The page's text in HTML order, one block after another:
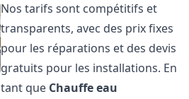
Nos tarifs sont compétitifs et
transparents, avec des prix fixes
pour les réparations et des devis
gratuits pour les installations. En
tant que Chauffe eau